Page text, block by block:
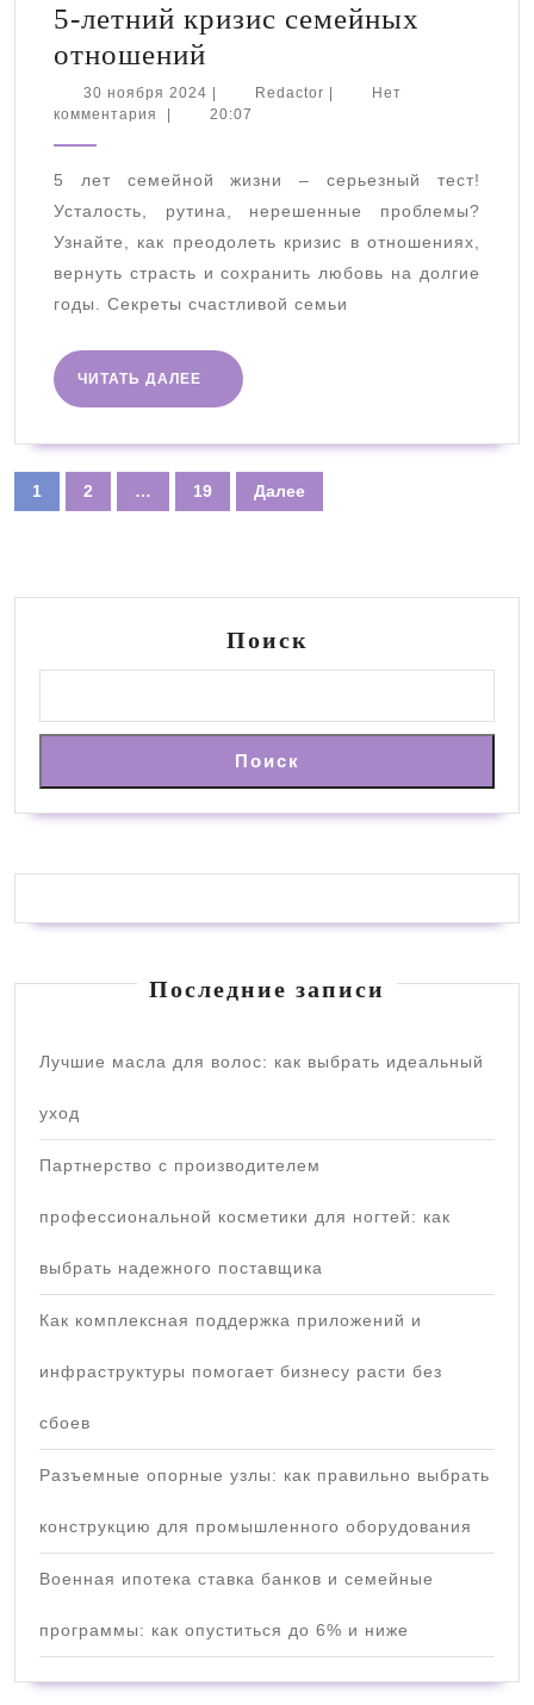
5-летний кризис семейных
отношений
летний
кризис
отношений
30 ноября 2024 30
ноября
Redactor Redactor
Нет
комментария
20:07
5 лет семейной жизни – серьезный тест!
Усталость, рутина, нерешенные проблемы?
Узнайте, как преодолеть кризис в отношениях,
вернуть страсть и сохранить любовь на долгие
годы. Секреты счастливой семьи
ЧИТАТЬ ДАЛЕЕ
ЧИТАТЬ
ДАЛЕЕ
Пагинация
записей
1 2 … 19 Далее
Поиск
Поиск
Последние записи
Лучшие масла для волос: как выбрать идеальный
уход
Партнерство с производителем
профессиональной косметики для ногтей: как
выбрать надежного поставщика
Как комплексная поддержка приложений и
инфраструктуры помогает бизнесу расти без
сбоев
Разъемные опорные узлы: как правильно выбрать
конструкцию для промышленного оборудования
Военная ипотека ставка банков и семейные
программы: как опуститься до 6% и ниже